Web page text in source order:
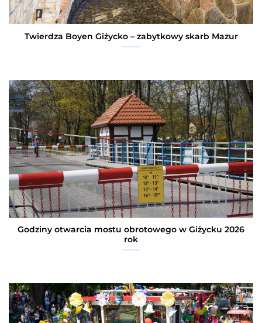
Twierdza Boyen Giżycko – zabytkowy skarb Mazur
Godziny otwarcia mostu obrotowego w Giżycku 2026
rok